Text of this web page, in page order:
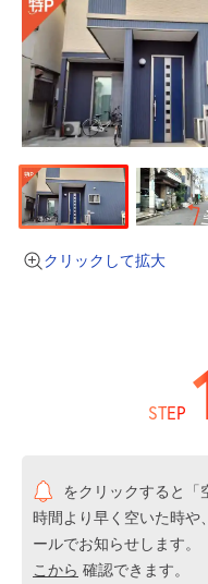
クリックして拡大
STEP
をクリックすると「
時間より早く空いた時や
ールでお知らせします。
こから 確認できます。